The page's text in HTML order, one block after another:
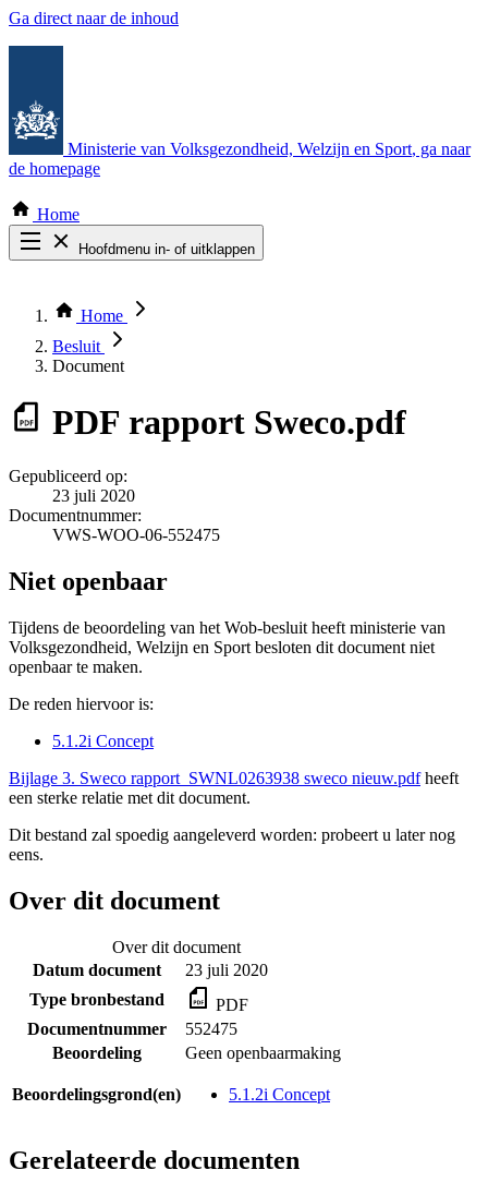
Ga direct naar de inhoud
Ministerie van Volksgezondheid, Welzijn en Sport, ga naar
de homepage
Home
Hoofdmenu in- of uitklappen
Thema COVID-19
Bekijk per bestuursorgaan
Home
Besluit
Document
PDF rapport Sweco.pdf
Gepubliceerd op:
23 juli 2020
Documentnummer:
VWS-WOO-06-552475
Niet openbaar
Tijdens de beoordeling van het Wob-besluit heeft ministerie van
Volksgezondheid, Welzijn en Sport besloten dit document niet
openbaar te maken.
De reden hiervoor is:
5.1.2i Concept
Bijlage 3. Sweco rapport_SWNL0263938 sweco nieuw.pdfheeft
een sterke relatie met dit document.
Dit bestand zal spoedig aangeleverd worden: probeert u later nog
eens.
Over dit document
Over dit document
Datum document
23 juli 2020
Type bronbestand
PDF
Documentnummer
552475
Beoordeling
Geen openbaarmaking
Beoordelingsgrond(en) 5.1.2i Concept
Gerelateerde documenten